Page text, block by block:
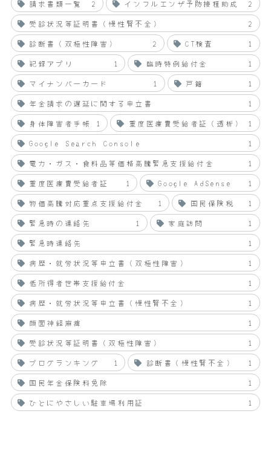
請求書類一覧 2 インフルエンザ予防接種助成
2
受診状況等証明書（慢性腎不全）
2
診断書（双極性障害）
2 CT検査
1
記録アプリ
1 臨時特例給付金
1
マイナンバーカード
1 戸籍
1
年金請求の遅延に関する申立書
1
身体障害者手帳
1 重度医療費受給者証（透析）
1
Google Search Console
1
電力・ガス・食料品等価格高騰緊急支援給付金
1
重度医療費受給者証
1 Google AdSense
1
物価高騰対応重点支援給付金
1 国民保険税
1
緊急時の連絡先
1 家庭訪問
1
緊急時連絡先
1
病歴・就労状況等申立書（双極性障害）
1
低所得者世帯支援給付金
1
病歴・就労状況等申立書（慢性腎不全）
1
顔面神経麻痺
1
受診状況等証明書（双極性障害）
1
ブログランキング
1 診断書（慢性腎不全）
1
国民年金保険料免除
1
ひとにやさしい駐車場利用証
1